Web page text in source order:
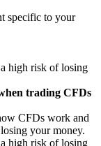
specific to your
high risk of losing
trading CFDs
CFDs work and
your money.
high risk of losing